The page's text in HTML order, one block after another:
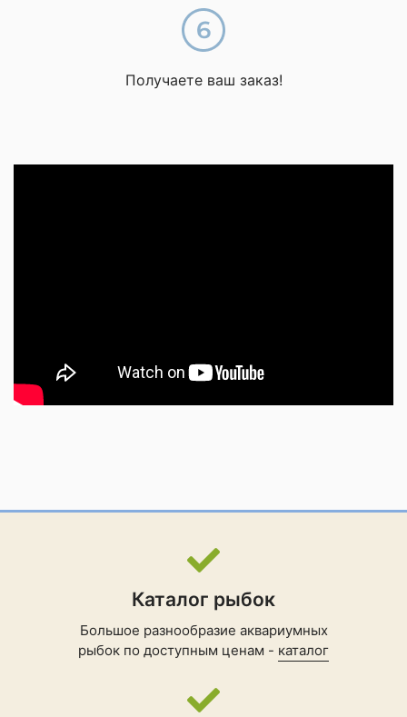
Получаете ваш заказ!
Каталог рыбок
Большое разнообразие аквариумных
рыбок по доступным ценам - каталог